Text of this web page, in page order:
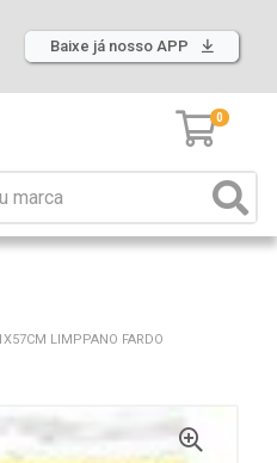
Baixe já nosso APP
0
LIMPPANO FARDO